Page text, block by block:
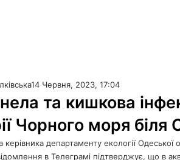
14 Червня, 2023, 17:04
та кишкова
Чорного моря біля
департаменту екології Одеської
в Телеграмі підтверджує, що в